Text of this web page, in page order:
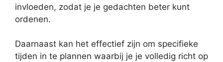
invloeden, zodat je je gedachten beter kunt
ordenen.
Daarnaast kan het effectief zijn om specifieke
tijden in te plannen waarbij je je volledig richt op